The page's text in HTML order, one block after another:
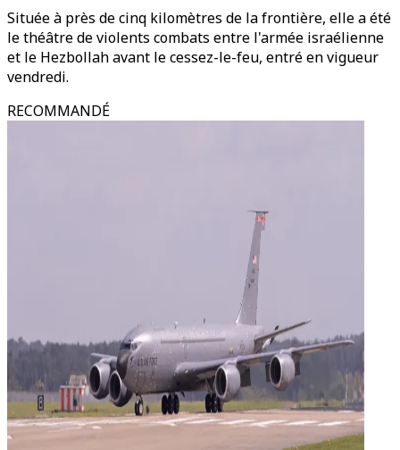
Située à près de cinq kilomètres de la frontière, elle a été
le théâtre de violents combats entre l'armée israélienne
et le Hezbollah avant le cessez-le-feu, entré en vigueur
vendredi.
RECOMMANDÉ